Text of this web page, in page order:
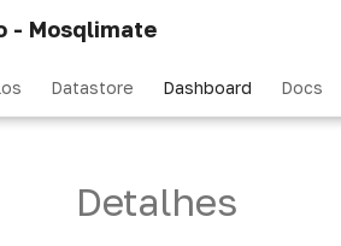
- Mosqlimate
Datastore Dashboard Docs
Detalhes